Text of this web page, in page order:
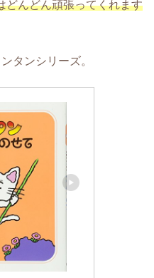
どんどん頑張ってくれます
タンシリーズ。